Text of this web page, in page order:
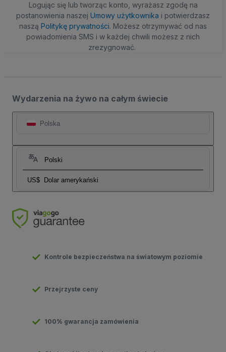
Logując się lub tworząc konto, wyrażasz zgodę na
postanowienia naszej Umowy użytkownika i potwierdzasz
naszą Politykę prywatności. Możesz otrzymywać od nas
powiadomienia SMS i w każdej chwili możesz z nich
zrezygnować.
Wydarzenia na żywo na całym świecie
Polska
Polski
US$ Dolar amerykański
Kontrole bezpieczeństwa na światowym poziomie
Przejrzyste ceny
100% gwarancja zamówienia